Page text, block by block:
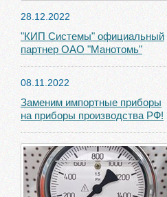
28.12.2022
"КИП Системы" официальный
партнер ОАО "Манотомь"
08.11.2022
Заменим импортные приборы
на приборы производства РФ!